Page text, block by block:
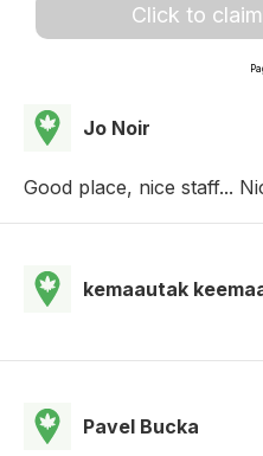
Click to
Jo Noir
Good place, nice staff...
kemaautak
Pavel Bucka